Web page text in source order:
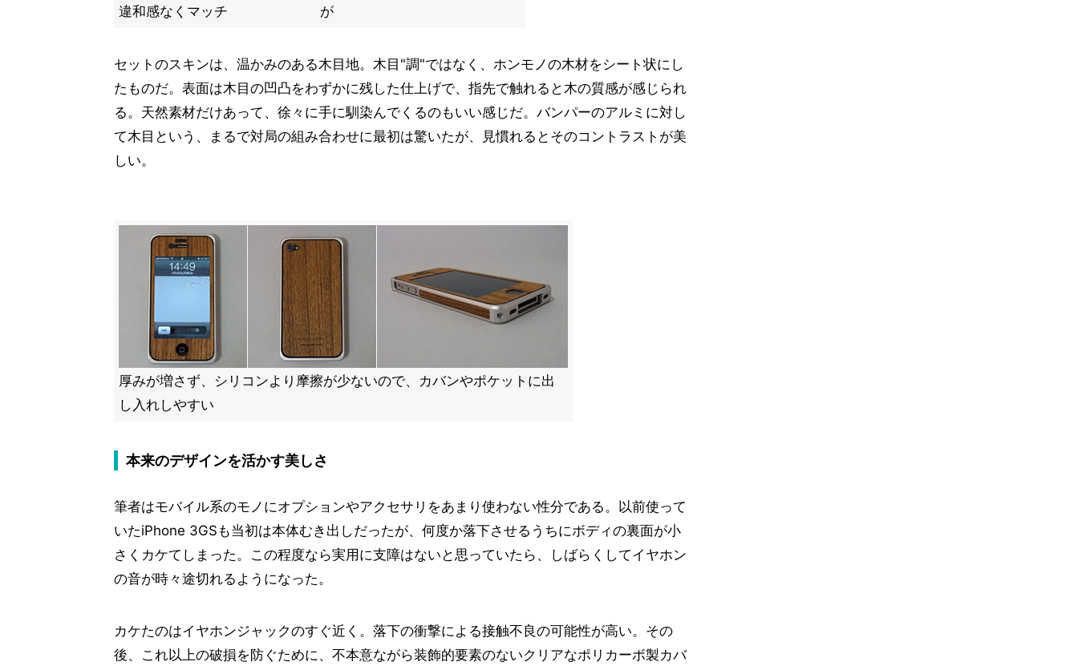
違和感なくマッチ
が
セットのスキンは、温かみのある木目地。木目"調"ではなく、ホンモノの木材をシート状にし
たものだ。表面は木目の凹凸をわずかに残した仕上げで、指先で触れると木の質感が感じられ
る。天然素材だけあって、徐々に手に馴染んでくるのもいい感じだ。バンパーのアルミに対し
て木目という、まるで対局の組み合わせに最初は驚いたが、見慣れるとそのコントラストが美
しい。
厚みが増さず、シリコンより摩擦が少ないので、カバンやポケットに出
し入れしやすい
本来のデザインを活かす美しさ
筆者はモバイル系のモノにオプションやアクセサリをあまり使わない性分である。以前使って
いたiPhone 3GSも当初は本体むき出しだったが、何度か落下させるうちにボディの裏面が小
さくカケてしまった。この程度なら実用に支障はないと思っていたら、しばらくしてイヤホン
の音が時々途切れるようになった。
カケたのはイヤホンジャックのすぐ近く。落下の衝撃による接触不良の可能性が高い。その
後、これ以上の破損を防ぐために、不本意ながら装飾的要素のないクリアなポリカーボ製カバ